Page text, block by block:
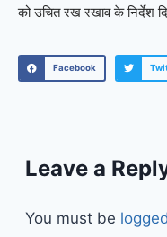
को उचित रख रखाव के निर्देश
Facebook
Leave a
You must be